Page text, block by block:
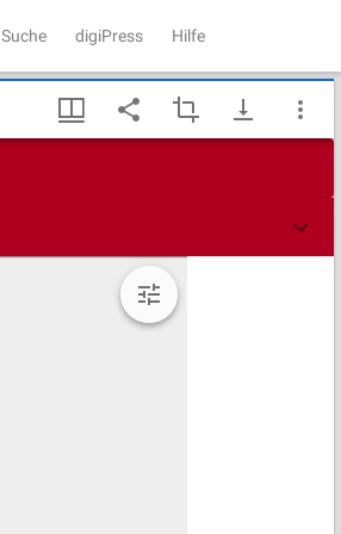
Suche digiPress Hilfe